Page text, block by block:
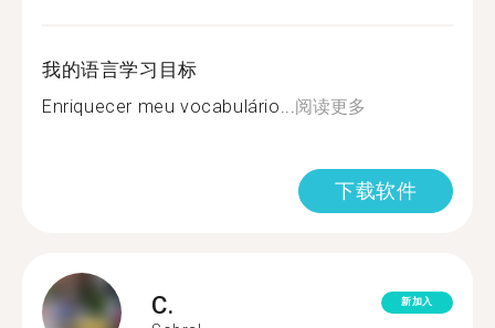
我的语言学习目标
Enriquecer meu vocabulário...阅读更多
下载软件
C. 新加入